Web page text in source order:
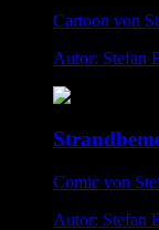
Cartoon von
Autor: Stefan
Comic von
Autor: Stefan